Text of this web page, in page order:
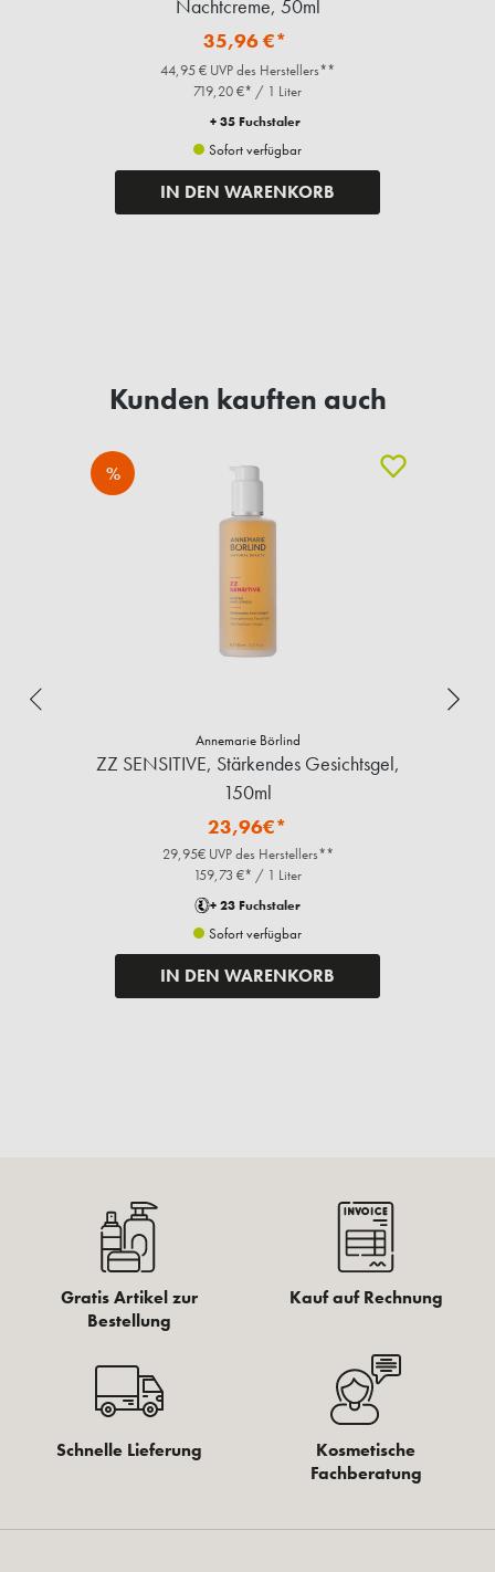
Nachtcreme, 50ml
35,96 €*
44,95 € UVP des Herstellers**
719,20 €* / 1 Liter
+ 35 Fuchstaler
Sofort verfügbar
IN DEN WARENKORB
Kunden kauften auch
%
Annemarie Börlind
ZZ SENSITIVE, Stärkendes Gesichtsgel,
150ml
23,96€*
29,95€ UVP des Herstellers**
159,73 €* / 1 Liter
+ 23 Fuchstaler
Sofort verfügbar
IN DEN WARENKORB
Gratis Artikel zur
Bestellung
Kauf auf Rechnung
Schnelle Lieferung
Kosmetische
Fachberatung